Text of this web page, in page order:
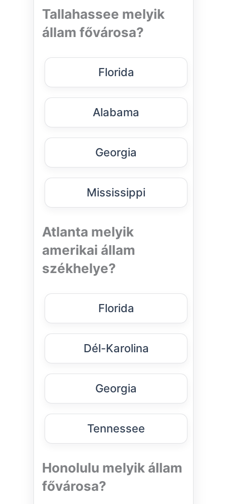
Tallahassee melyik
állam fővárosa?
Florida
Alabama
Georgia
Mississippi
Atlanta melyik
amerikai állam
székhelye?
Florida
Dél-Karolina
Georgia
Tennessee
Honolulu melyik állam
fővárosa?